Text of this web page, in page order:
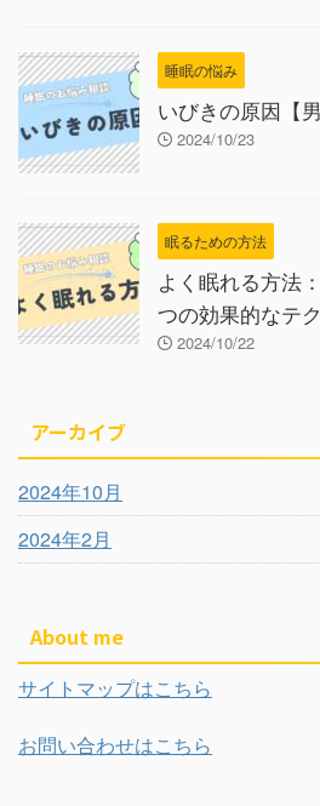
睡眠の悩み
いびきの原因【
2024/10/23
眠るための方法
よく眠れる方法
つの効果的なテ
2024/10/22
アーカイブ
2024年10月
2024年2月
About me
サイトマップはこちら
お問い合わせはこちら